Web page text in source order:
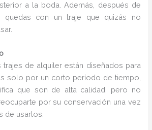
a la boda. Además, después de
quedas con un traje que quizás no
trajes de alquiler están diseñados para
solo por un corto período de tiempo,
que son de alta calidad, pero no
por su conservación una vez
de usarlos.